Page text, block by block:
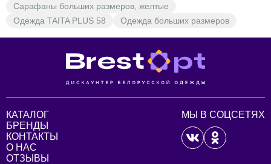
Сарафаны больших размеров, желтые
Одежда TAITA PLUS 58
Одежда больших размеров
КАТАЛОГ
БРЕНДЫ
КОНТАКТЫ
О НАС
ОТЗЫВЫ
МЫ В СОЦСЕТЯХ